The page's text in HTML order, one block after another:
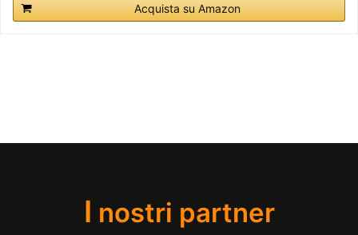
Acquista su Amazon
I nostri partner